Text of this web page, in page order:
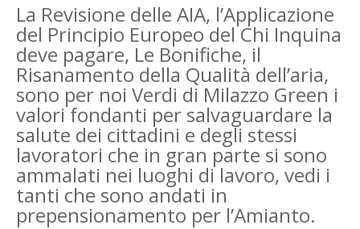
La Revisione delle AIA, l’Applicazione
del Principio Europeo del Chi Inquina
deve pagare, Le Bonifiche, il
Risanamento della Qualità dell’aria,
sono per noi Verdi di Milazzo Green i
valori fondanti per salvaguardare la
salute dei cittadini e degli stessi
lavoratori che in gran parte si sono
ammalati nei luoghi di lavoro, vedi i
tanti che sono andati in
prepensionamento per l’Amianto.